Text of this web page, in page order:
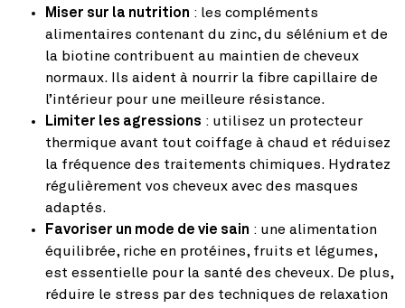
Miser sur la nutrition : les compléments
alimentaires contenant du zinc, du sélénium et de
la biotine contribuent au maintien de cheveux
normaux. Ils aident à nourrir la fibre capillaire de
l’intérieur pour une meilleure résistance.
Limiter les agressions : utilisez un protecteur
thermique avant tout coiffage à chaud et réduisez
la fréquence des traitements chimiques. Hydratez
régulièrement vos cheveux avec des masques
adaptés.
Favoriser un mode de vie sain : une alimentation
équilibrée, riche en protéines, fruits et légumes,
est essentielle pour la santé des cheveux. De plus,
réduire le stress par des techniques de relaxation